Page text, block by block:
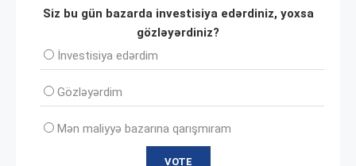
Siz bu gün bazarda investisiya edərdiniz, yoxsa
gözləyərdiniz?
İnvеstisiya edərdim
Gözləyərdim
Mən maliyyə bazarına qarışmıram